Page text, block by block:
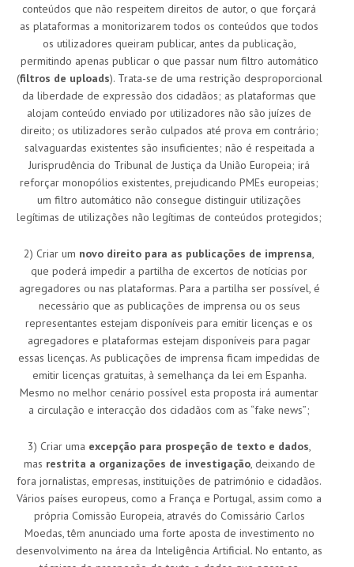
conteúdos que não respeitem direitos de autor, o que forçará
as plataformas a monitorizarem todos os conteúdos que todos
os utilizadores queiram publicar, antes da publicação,
permitindo apenas publicar o que passar num filtro automático
(filtros de uploads). Trata-se de uma restrição desproporcional
da liberdade de expressão dos cidadãos; as plataformas que
alojam conteúdo enviado por utilizadores não são juízes de
direito; os utilizadores serão culpados até prova em contrário;
salvaguardas existentes são insuficientes; não é respeitada a
Jurisprudência do Tribunal de Justiça da União Europeia; irá
reforçar monopólios existentes, prejudicando PMEs europeias;
um filtro automático não consegue distinguir utilizações
legítimas de utilizações não legítimas de conteúdos protegidos;
2) Criar um novo direito para as publicações de imprensa,
que poderá impedir a partilha de excertos de notícias por
agregadores ou nas plataformas. Para a partilha ser possível, é
necessário que as publicações de imprensa ou os seus
representantes estejam disponíveis para emitir licenças e os
agregadores e plataformas estejam disponíveis para pagar
essas licenças. As publicações de imprensa ficam impedidas de
emitir licenças gratuitas, à semelhança da lei em Espanha.
Mesmo no melhor cenário possível esta proposta irá aumentar
a circulação e interacção dos cidadãos com as “fake news”;
3) Criar uma excepção para prospeção de texto e dados,
mas restrita a organizações de investigação, deixando de
fora jornalistas, empresas, instituições de património e cidadãos.
Vários países europeus, como a França e Portugal, assim como a
própria Comissão Europeia, através do Comissário Carlos
Moedas, têm anunciado uma forte aposta de investimento no
desenvolvimento na área da Inteligência Artificial. No entanto, as